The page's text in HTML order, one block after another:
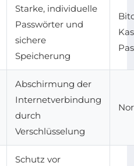
Starke, individuelle
Passwörter und
sichere
Speicherung
Abschirmung der
Internetverbindung
durch
Verschlüsselung
Schutz vor